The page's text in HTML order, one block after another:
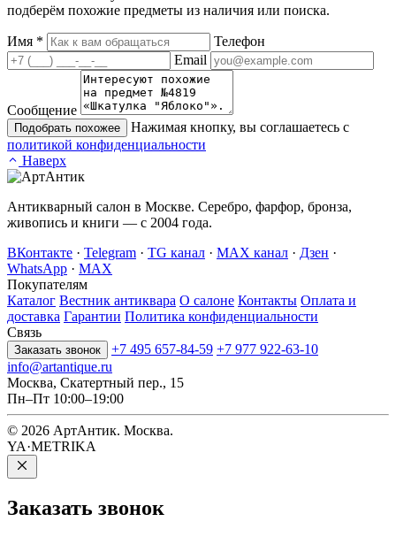
подберём похожие предметы из наличия или поиска.
Имя *
Телефон
Email
Сообщение
Подобрать похожее
Нажимая кнопку, вы соглашаетесь с
политикой конфиденциальности
Наверх
Антикварный салон в Москве. Серебро, фарфор, бронза,
живопись и книги — с 2004 года.
ВКонтакте · Telegram · TG канал · MAX канал · Дзен ·
WhatsApp · MAX
Покупателям
Каталог Вестник антиквара О салоне Контакты Оплата и
доставка Гарантии Политика конфиденциальности
Связь
Заказать звонок +7 495 657-84-59 +7 977 922-63-10
info@artantique.ru
Москва, Скатертный пер., 15
Пн–Пт 10:00–19:00
© 2026 АртАнтик. Москва.
YA·METRIKA
Заказать звонок